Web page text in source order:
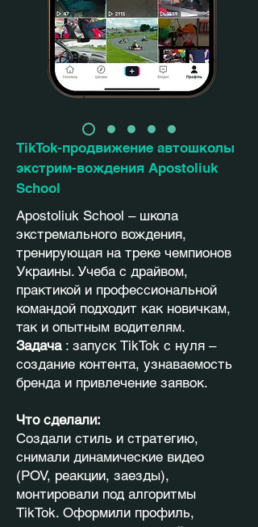
TikTok-продвижение автошколы
экстрим-вождения Apostoliuk
School
Apostoliuk School – школа
экстремального вождения,
тренирующая на треке чемпионов
Украины. Учеба с драйвом,
практикой и профессиональной
командой подходит как новичкам,
так и опытным водителям.
Задача: запуск TikTok с нуля –
создание контента, узнаваемость
бренда и привлечение заявок.
Что сделали:
Создали стиль и стратегию,
снимали динамические видео
(POV, реакции, заезды),
монтировали под алгоритмы
TikTok. Оформили профиль,